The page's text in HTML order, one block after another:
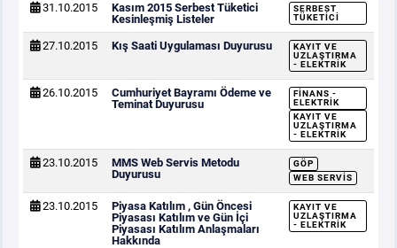
31.10.2015
Kasım 2015 Serbest Tüketici
Kesinleşmiş Listeler
SERBEST
TÜKETICI
27.10.2015 Kış Saati Uygulaması Duyurusu
KAYIT VE
UZLAŞTIRMA
- ELEKTRIK
26.10.2015
Cumhuriyet Bayramı Ödeme ve
Teminat Duyurusu
FINANS -
ELEKTRIK
KAYIT VE
UZLAŞTIRMA
- ELEKTRIK
23.10.2015
MMS Web Servis Metodu
Duyurusu
GÖP
WEB SERVIS
23.10.2015
Piyasa Katılım , Gün Öncesi
Piyasası Katılım ve Gün İçi
Piyasası Katılım Anlaşmaları
Hakkında
KAYIT VE
UZLAŞTIRMA
- ELEKTRIK